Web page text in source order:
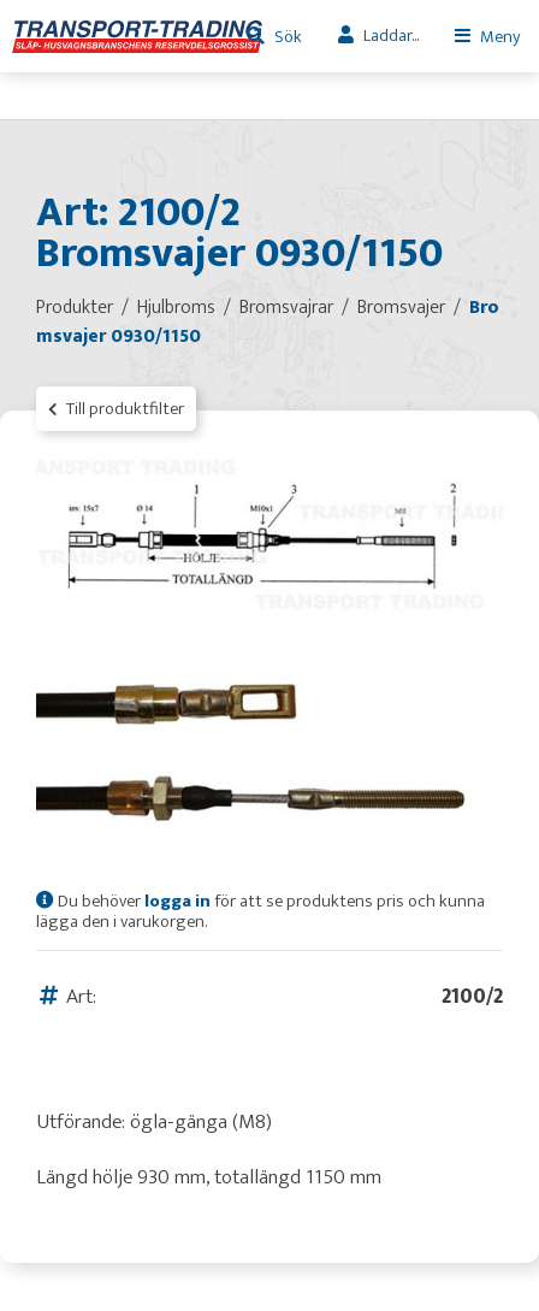
Sök Laddar... Meny
Art: 2100/2
Bromsvajer 0930/1150
Produkter Hjulbroms Bromsvajrar Bromsvajer
Bro
msvajer 0930/1150
Till produktfilter
Du behöverlogga inför att se produktens pris och kunna
lägga den i varukorgen.
Art: 2100/2
Utförande: ögla-gänga (M8)
Längd hölje 930 mm, totallängd 1150 mm